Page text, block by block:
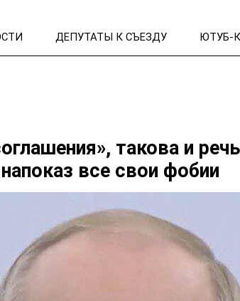
ДЕПУТАТЫ К СЪЕЗДУ ЮТУБ-
такова и
все свои фобии